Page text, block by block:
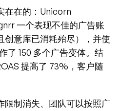
在在的：Unicorn
一个表现不佳的广告账
创意库已消耗殆尽），并使
了 150 多个广告变体。结
提高了 73%，客户随
限制消失、团队可以按照广